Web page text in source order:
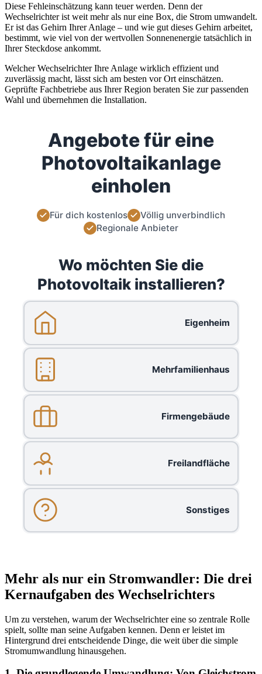
Diese Fehleinschätzung kann teuer werden. Denn der
Wechselrichter ist weit mehr als nur eine Box, die Strom umwandelt.
Er ist das Gehirn Ihrer Anlage – und wie gut dieses Gehirn arbeitet,
bestimmt, wie viel von der wertvollen Sonnenenergie tatsächlich in
Ihrer Steckdose ankommt.
Welcher Wechselrichter Ihre Anlage wirklich effizient und
zuverlässig macht, lässt sich am besten vor Ort einschätzen.
Geprüfte Fachbetriebe aus Ihrer Region beraten Sie zur passenden
Wahl und übernehmen die Installation.
Angebote für eine
Photovoltaikanlage
einholen
Für dich kostenlos
Völlig unverbindlich
Regionale Anbieter
Wo möchten Sie die
Photovoltaik installieren?
Eigenheim
Mehrfamilienhaus
Firmengebäude
Freilandfläche
Sonstiges
Mehr als nur ein Stromwandler: Die drei
Kernaufgaben des Wechselrichters
Um zu verstehen, warum der Wechselrichter eine so zentrale Rolle
spielt, sollte man seine Aufgaben kennen. Denn er leistet im
Hintergrund drei entscheidende Dinge, die weit über die simple
Stromumwandlung hinausgehen.